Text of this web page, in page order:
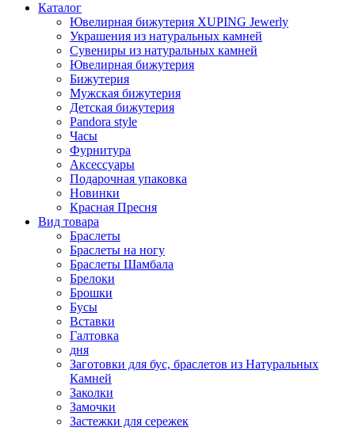
Каталог
Ювелирная бижутерия XUPING Jewerly
Украшения из натуральных камней
Сувениры из натуральных камней
Ювелирная бижутерия
Бижутерия
Мужская бижутерия
Детская бижутерия
Pandora style
Часы
Фурнитура
Аксеcсуары
Подарочная упаковка
Новинки
Красная Пресня
Вид товара
Браслеты
Браслеты на ногу
Браслеты Шамбала
Брелоки
Брошки
Бусы
Вставки
Галтовка
дня
Заготовки для бус, браслетов из Натуральных
Камней
Заколки
Замочки
Застежки для сережек